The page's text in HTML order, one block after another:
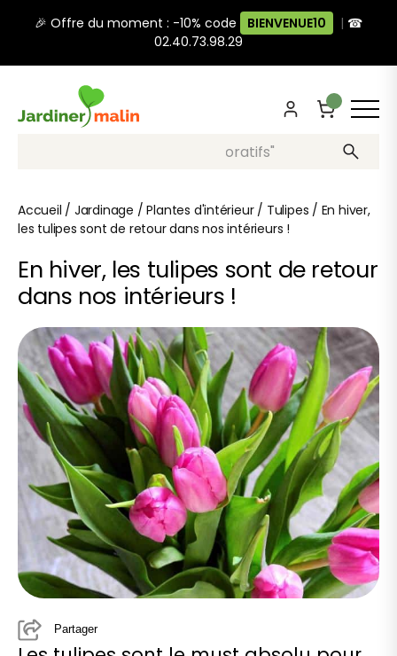
🎉 Offre du moment : -10% code BIENVENUE10 | ☎
02.40.73.98.29
Recherche, ex: "pots décoratifs"
Accueil / Jardinage /Plantes d'intérieur/ Tulipes / En hiver,
les tulipes sont de retour dans nos intérieurs !
En hiver, les tulipes sont de retour
dans nos intérieurs !
Partager